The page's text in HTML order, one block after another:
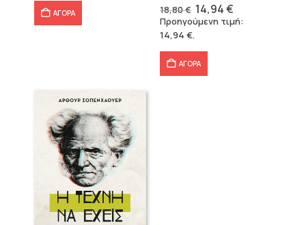
ΑΓΟΡΑ
18,80€ Original
price
was:
18,80 €.
14,94€Η
τρέχουσα
τιμή
Προηγούμενη τιμή:
14,94 €.
ΑΓΟΡΑ